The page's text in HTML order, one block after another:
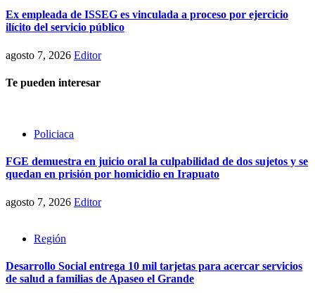
Ex empleada de ISSEG es vinculada a proceso por ejercicio
ilícito del servicio público
agosto 7, 2026 Editor
Te pueden interesar
Policiaca
FGE demuestra en juicio oral la culpabilidad de dos sujetos y se
quedan en prisión por homicidio en Irapuato
agosto 7, 2026 Editor
Región
Desarrollo Social entrega 10 mil tarjetas para acercar servicios
de salud a familias de Apaseo el Grande